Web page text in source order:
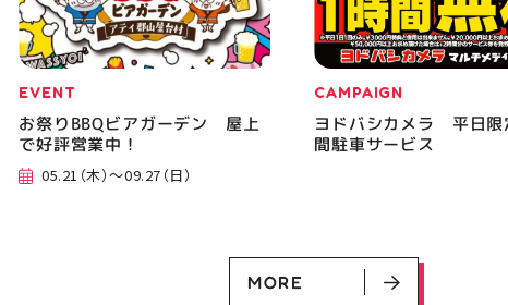
EVENT
お祭りBBQビアガーデン 屋上
で好評営業中！
05.21（木）～09.27（日）
CAMPAIGN
ヨドバシカメラ 平日限
間駐車サービス
MORE